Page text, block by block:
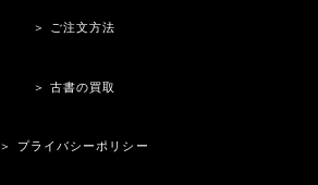
＞ ご注文方法
＞ 古書の買取
＞ プライバシーポリシー